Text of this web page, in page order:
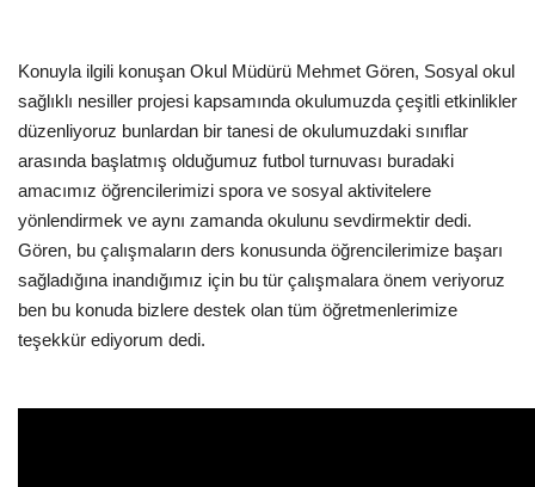
Konuyla ilgili konuşan Okul Müdürü Mehmet Gören, Sosyal okul
sağlıklı nesiller projesi kapsamında okulumuzda çeşitli etkinlikler
düzenliyoruz bunlardan bir tanesi de okulumuzdaki sınıflar
arasında başlatmış olduğumuz futbol turnuvası buradaki
amacımız öğrencilerimizi spora ve sosyal aktivitelere
yönlendirmek ve aynı zamanda okulunu sevdirmektir dedi.
Gören, bu çalışmaların ders konusunda öğrencilerimize başarı
sağladığına inandığımız için bu tür çalışmalara önem veriyoruz
ben bu konuda bizlere destek olan tüm öğretmenlerimize
teşekkür ediyorum dedi.